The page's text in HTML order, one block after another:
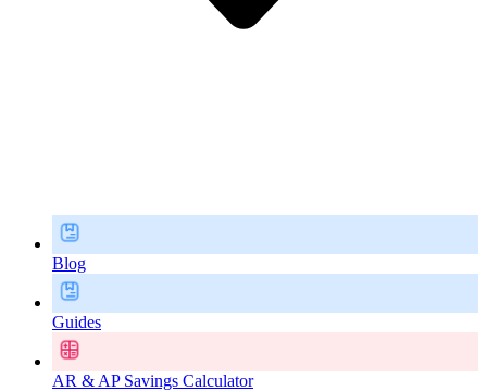
Blog
Guides
AR & AP Savings Calculator